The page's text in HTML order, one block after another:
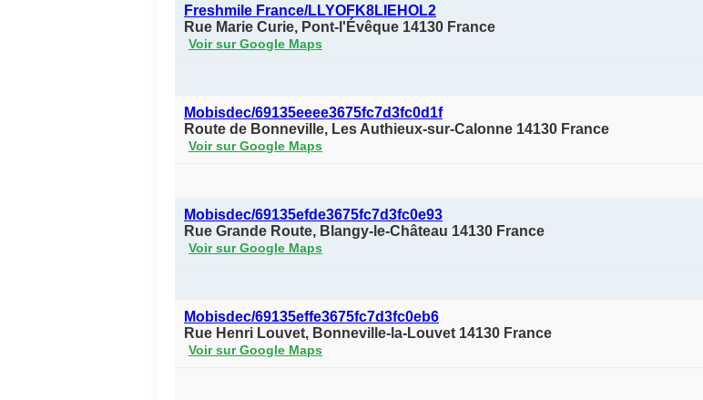
Freshmile France/LLYOFK8LIEHOL2
Rue Marie Curie, Pont-l'Évêque 14130 France
Voir sur Google Maps
Mobisdec/69135eeee3675fc7d3fc0d1f
Route de Bonneville, Les Authieux-sur-Calonne 14130 France
Voir sur Google Maps
Mobisdec/69135efde3675fc7d3fc0e93
Rue Grande Route, Blangy-le-Château 14130 France
Voir sur Google Maps
Mobisdec/69135effe3675fc7d3fc0eb6
Rue Henri Louvet, Bonneville-la-Louvet 14130 France
Voir sur Google Maps